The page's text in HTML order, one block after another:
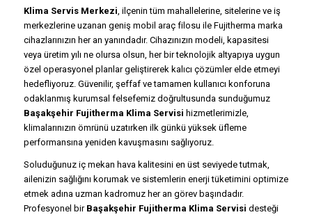
Klima Servis Merkezi, ilçenin tüm mahallelerine, sitelerine ve iş
merkezlerine uzanan geniş mobil araç filosu ile Fujitherma marka
cihazlarınızın her an yanındadır. Cihazınızın modeli, kapasitesi
veya üretim yılı ne olursa olsun, her bir teknolojik altyapıya uygun
özel operasyonel planlar geliştirerek kalıcı çözümler elde etmeyi
hedefliyoruz. Güvenilir, şeffaf ve tamamen kullanıcı konforuna
odaklanmış kurumsal felsefemiz doğrultusunda sunduğumuz
Başakşehir Fujitherma Klima Servisi hizmetlerimizle,
klimalarınızın ömrünü uzatırken ilk günkü yüksek üfleme
performansına yeniden kavuşmasını sağlıyoruz.
Soluduğunuz iç mekan hava kalitesini en üst seviyede tutmak,
ailenizin sağlığını korumak ve sistemlerin enerji tüketimini optimize
etmek adına uzman kadromuz her an görev başındadır.
Profesyonel bir Başakşehir Fujitherma Klima Servisi desteği